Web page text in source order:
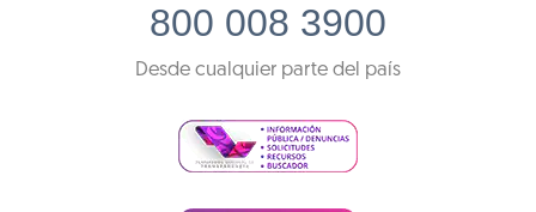
800 008 3900
Desde cualquier parte del país